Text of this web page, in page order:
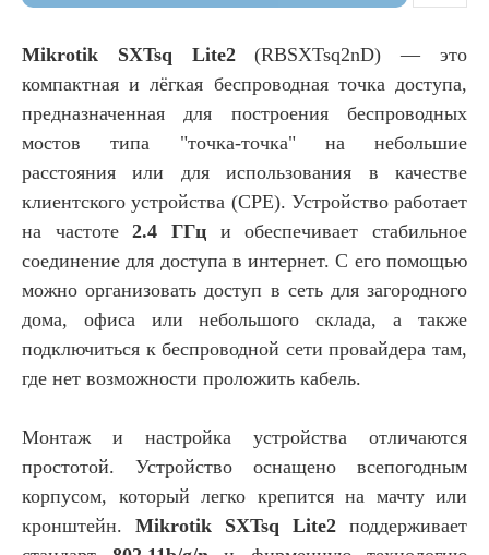
Mikrotik SXTsq Lite2(RBSXTsq2nD) — это
компактная и лёгкая беспроводная точка доступа,
предназначенная для построения беспроводных
мостов типа "точка-точка" на небольшие
расстояния или для использования в качестве
клиентского устройства (CPE). Устройство работает
на частоте2.4 ГГц и обеспечивает стабильное
соединение для доступа в интернет. С его помощью
можно организовать доступ в сеть для загородного
дома, офиса или небольшого склада, а также
подключиться к беспроводной сети провайдера там,
где нет возможности проложить кабель.
Монтаж и настройка устройства отличаются
простотой. Устройство оснащено всепогодным
корпусом, который легко крепится на мачту или
кронштейн. Mikrotik SXTsq Lite2 поддерживает